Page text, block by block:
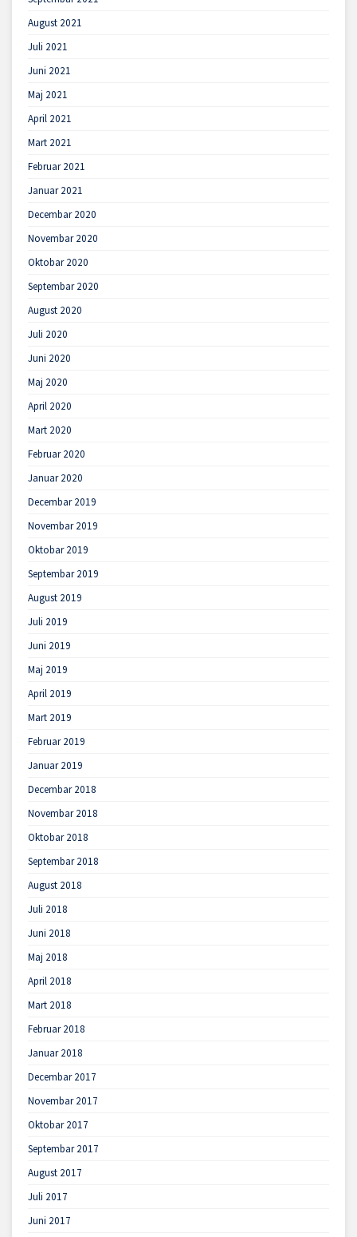
August 2021
Juli 2021
Juni 2021
Maj 2021
April 2021
Mart 2021
Februar 2021
Januar 2021
Decembar 2020
Novembar 2020
Oktobar 2020
Septembar 2020
August 2020
Juli 2020
Juni 2020
Maj 2020
April 2020
Mart 2020
Februar 2020
Januar 2020
Decembar 2019
Novembar 2019
Oktobar 2019
Septembar 2019
August 2019
Juli 2019
Juni 2019
Maj 2019
April 2019
Mart 2019
Februar 2019
Januar 2019
Decembar 2018
Novembar 2018
Oktobar 2018
Septembar 2018
August 2018
Juli 2018
Juni 2018
Maj 2018
April 2018
Mart 2018
Februar 2018
Januar 2018
Decembar 2017
Novembar 2017
Oktobar 2017
Septembar 2017
August 2017
Juli 2017
Juni 2017